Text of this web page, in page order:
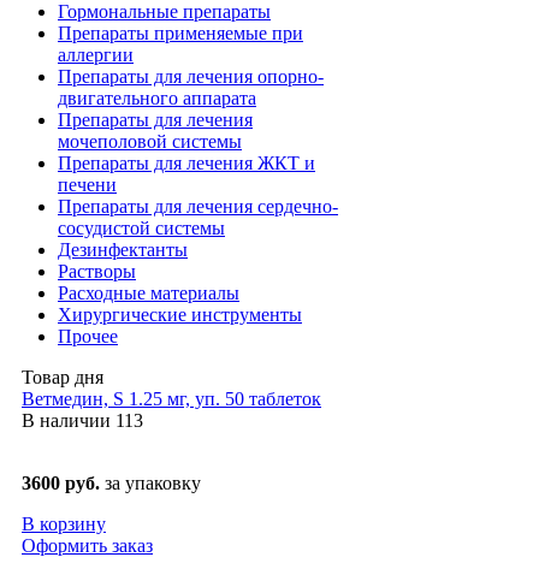
Гормональные препараты
Препараты применяемые при
аллергии
Препараты для лечения опорно-
двигательного аппарата
Препараты для лечения
мочеполовой системы
Препараты для лечения ЖКТ и
печени
Препараты для лечения сердечно-
сосудистой системы
Дезинфектанты
Растворы
Расходные материалы
Хирургические инструменты
Прочее
Товар дня
Ветмедин, S 1.25 мг, уп. 50 таблеток
В наличии 113
3600 руб. за упаковку
В корзину
Оформить заказ